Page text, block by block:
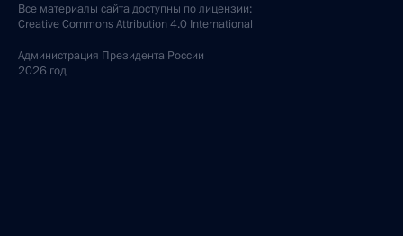
Все материалы сайта доступны по лицензии:
Creative Commons Attribution 4.0 International
Администрация Президента России
2026 год